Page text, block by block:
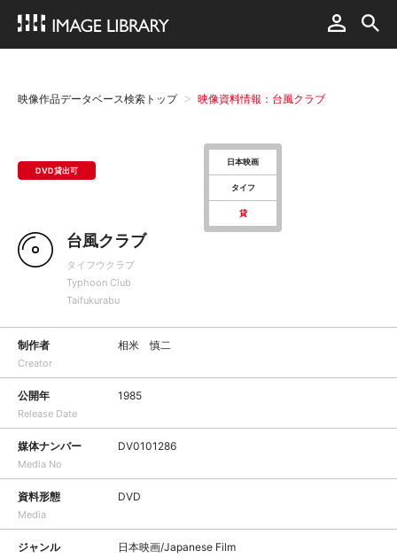
映像作品データベース検索トップ 映像資料情報：台風クラブ
DVD貸出可
日本映画
タイフ
貸
台風クラブ
タイフウクラブ
Typhoon Club
Taifukurabu
制作者
Creator
相米 慎二
公開年
Release Date
1985
媒体ナンバー
Media No
DV0101286
資料形態
Media
DVD
ジャンル 日本映画/Japanese Film